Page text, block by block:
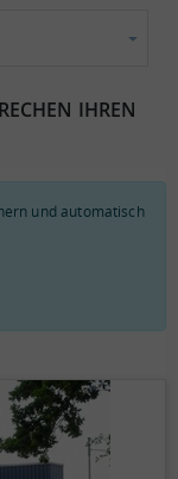
IHREN
und automatisch